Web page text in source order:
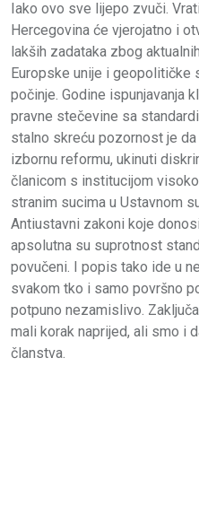
Iako ovo sve lijepo zvuči.
Hercegovina će vjerojatno i
lakših zadataka zbog
Europske unije i geopolitičke
počinje. Godine ispunjavanja
pravne stečevine sa
stalno skreću pozornost je
izbornu reformu, ukinuti
članicom s institucijom
stranim sucima u Ustavnom
Antiustavni zakoni koje
apsolutna su suprotnost
povučeni. I popis tako ide u
svakom tko i samo površno
potpuno nezamislivo.
mali korak naprijed, ali smo i
članstva.